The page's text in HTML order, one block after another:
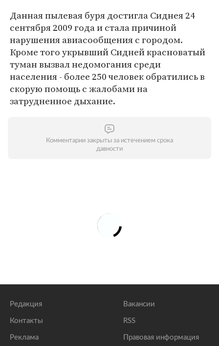
Данная пылевая буря достигла Сиднея 24
сентября 2009 года и стала причиной
нарушения авиасообщения с городом.
Кроме того укрывший Сидней красноватый
туман вызвал недомогания среди
населения - более 250 человек обратились в
скорую помощь с жалобами на
затрудненное дыхание.
Комментарии закрыты за истечением срока
давности
Редакция
Контакты
Реклама
Вакансии
RSS
Правовая информация